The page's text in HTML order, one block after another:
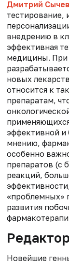
Дмитрий Сычев
тестирование,
внедрению в
эффективная
медицины. При
новых
относится к
препаратам,
эффективной и
мнению,
особенно
препаратов (с
реакций,
«проблемных»
развития
Новейшие